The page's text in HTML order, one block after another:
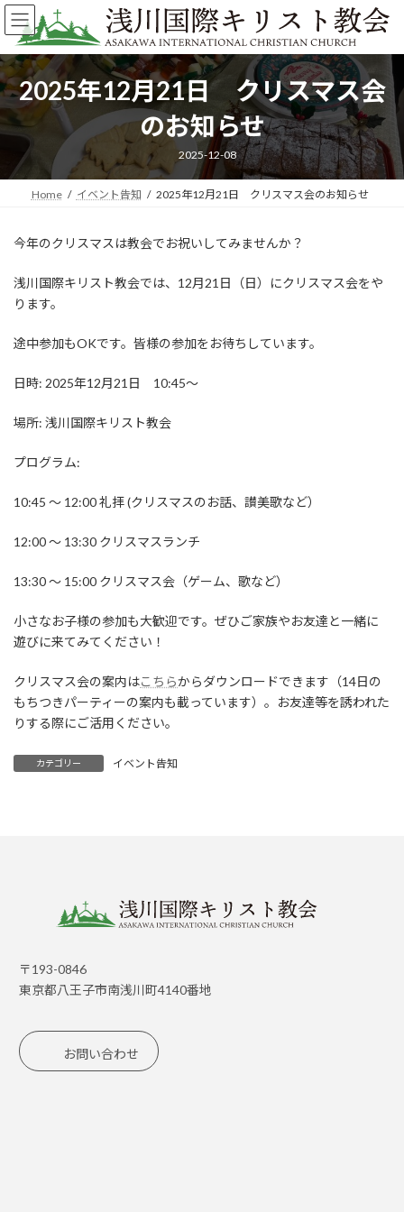
コ
ン
ン
ツ
へ
キ
ナ
ビ
ー
シ
ョ
に
2025年12月21日 クリスマス会
のお知らせ
2025-12-08
Home イベント告知 2025年12月21日 クリスマス会のお知らせ
今年のクリスマスは教会でお祝いしてみませんか？
浅川国際キリスト教会では、12月21日（日）にクリスマス会をや
ります。
途中参加もOKです。皆様の参加をお待ちしています。
日時: 2025年12月21日 10:45〜
場所: 浅川国際キリスト教会
プログラム:
10:45 〜 12:00 礼拝 (クリスマスのお話、讃美歌など）
12:00 〜 13:30 クリスマスランチ
13:30 〜 15:00 クリスマス会（ゲーム、歌など）
小さなお子様の参加も大歓迎です。ぜひご家族やお友達と一緒に
遊びに来てみてください！
クリスマス会の案内はこちらからダウンロードできます（14日の
もちつきパーティーの案内も載っています）。お友達等を誘われた
りする際にご活用ください。
カテゴリー イベント告知
〒193-0846
東京都八王子市南浅川町4140番地
お問い合わせ